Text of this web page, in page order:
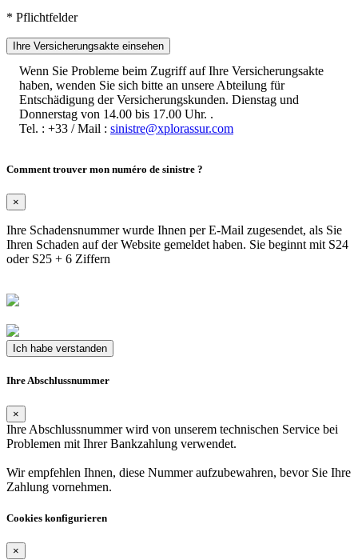
* Pflichtfelder
Ihre Versicherungsakte einsehen
Wenn Sie Probleme beim Zugriff auf Ihre Versicherungsakte
haben, wenden Sie sich bitte an unsere Abteilung für
Entschädigung der Versicherungskunden. Dienstag und
Donnerstag von 14.00 bis 17.00 Uhr. .
Tel. : +33 / Mail : sinistre@xplorassur.com
Comment trouver mon numéro de sinistre ?
×
Ihre Schadensnummer wurde Ihnen per E-Mail zugesendet, als Sie
Ihren Schaden auf der Website gemeldet haben. Sie beginnt mit S24
oder S25 + 6 Ziffern
Ich habe verstanden
Ihre Abschlussnummer
×
Ihre Abschlussnummer wird von unserem technischen Service bei
Problemen mit Ihrer Bankzahlung verwendet.
Wir empfehlen Ihnen, diese Nummer aufzubewahren, bevor Sie Ihre
Zahlung vornehmen.
Cookies konfigurieren
×